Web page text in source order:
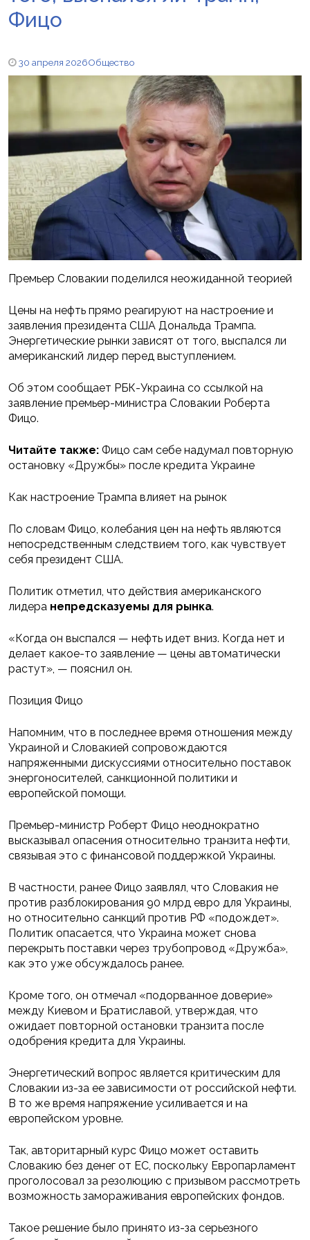
Фицо
30 апреля 2026Общество
Премьер Словакии поделился неожиданной теорией
Цены на нефть прямо реагируют на настроение и
заявления президента США Дональда Трампа.
Энергетические рынки зависят от того, выспался ли
американский лидер перед выступлением.
Об этом сообщает РБК-Украина со ссылкой на
заявление премьер-министра Словакии Роберта
Фицо.
Читайте также: Фицо сам себе надумал повторную
остановку «Дружбы» после кредита Украине
Как настроение Трампа влияет на рынок
По словам Фицо, колебания цен на нефть являются
непосредственным следствием того, как чувствует
себя президент США.
Политик отметил, что действия американского
лидера непредсказуемы для рынка.
«Когда он выспался — нефть идет вниз. Когда нет и
делает какое-то заявление — цены автоматически
растут», — пояснил он.
Позиция Фицо
Напомним, что в последнее время отношения между
Украиной и Словакией сопровождаются
напряженными дискуссиями относительно поставок
энергоносителей, санкционной политики и
европейской помощи.
Премьер-министр Роберт Фицо неоднократно
высказывал опасения относительно транзита нефти,
связывая это с финансовой поддержкой Украины.
В частности, ранее Фицо заявлял, что Словакия не
против разблокирования 90 млрд евро для Украины,
но относительно санкций против РФ «подождет».
Политик опасается, что Украина может снова
перекрыть поставки через трубопровод «Дружба»,
как это уже обсуждалось ранее.
Кроме того, он отмечал «подорванное доверие»
между Киевом и Братиславой, утверждая, что
ожидает повторной остановки транзита после
одобрения кредита для Украины.
Энергетический вопрос является критическим для
Словакии из-за ее зависимости от российской нефти.
В то же время напряжение усиливается и на
европейском уровне.
Так, авторитарный курс Фицо может оставить
Словакию без денег от ЕС, поскольку Европарламент
проголосовал за резолюцию с призывом рассмотреть
возможность замораживания европейских фондов.
Такое решение было принято из-за серьезного